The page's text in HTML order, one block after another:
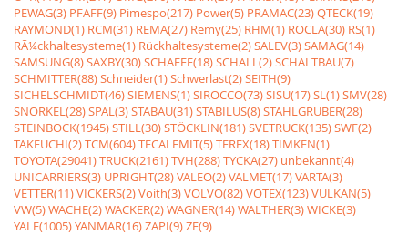
PEWAG(3) PFAFF(9) Pimespo(217) Power(5) PRAMAC(23)QTECK(19)
RAYMOND(1) RCM(31) REMA(27) Remy(25) RHM(1) ROCLA(30) RS(1)
RÃ¼ckhaltesysteme(1) Rückhaltesysteme(2)SALEV(3)SAMAG(14)
SAMSUNG(8)SAXBY(30)SCHAEFF(18)SCHALL(2)SCHALTBAU(7)
SCHMITTER(88)Schneider(1)Schwerlast(2)SEITH(9)
SICHELSCHMIDT(46)SIEMENS(1)SIROCCO(73)SISU(17)SL(1)SMV(28)
SNORKEL(28)SPAL(3)STABAU(31)STABILUS(8)STAHLGRUBER(28)
STEINBOCK(1945)STILL(30)STÖCKLIN(181)SVETRUCK(135)SWF(2)
TAKEUCHI(2)TCM(604)TECALEMIT(5)TEREX(18)TIMKEN(1)
TOYOTA(29041)TRUCK(2161)TVH(288)TYCKA(27) unbekannt(4)
UNICARRIERS(3) UPRIGHT(28)VALEO(2)VALMET(17)VARTA(3)
VETTER(11)VICKERS(2)Voith(3)VOLVO(82)VOTEX(123)VULKAN(5)
VW(5)WACHE(2)WACKER(2)WAGNER(14)WALTHER(3)WICKE(3)
YALE(1005)YANMAR(16)ZAPI(9)ZF(9)